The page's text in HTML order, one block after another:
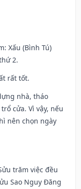
Xấu (Bình Tú)
2.
rất tốt.
nhà, tháo
cửa. Vì vậy, nếu
nên chọn ngày
trăm việc đều
Sao Nguy Đăng